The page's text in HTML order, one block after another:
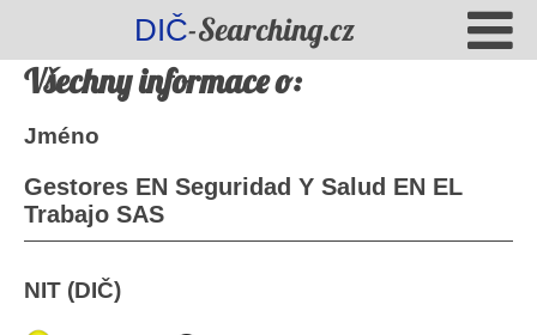
DIČ-Searching.cz
Všechny informace o:
Jméno
Gestores EN Seguridad Y Salud EN EL
Trabajo SAS
NIT (DIČ)